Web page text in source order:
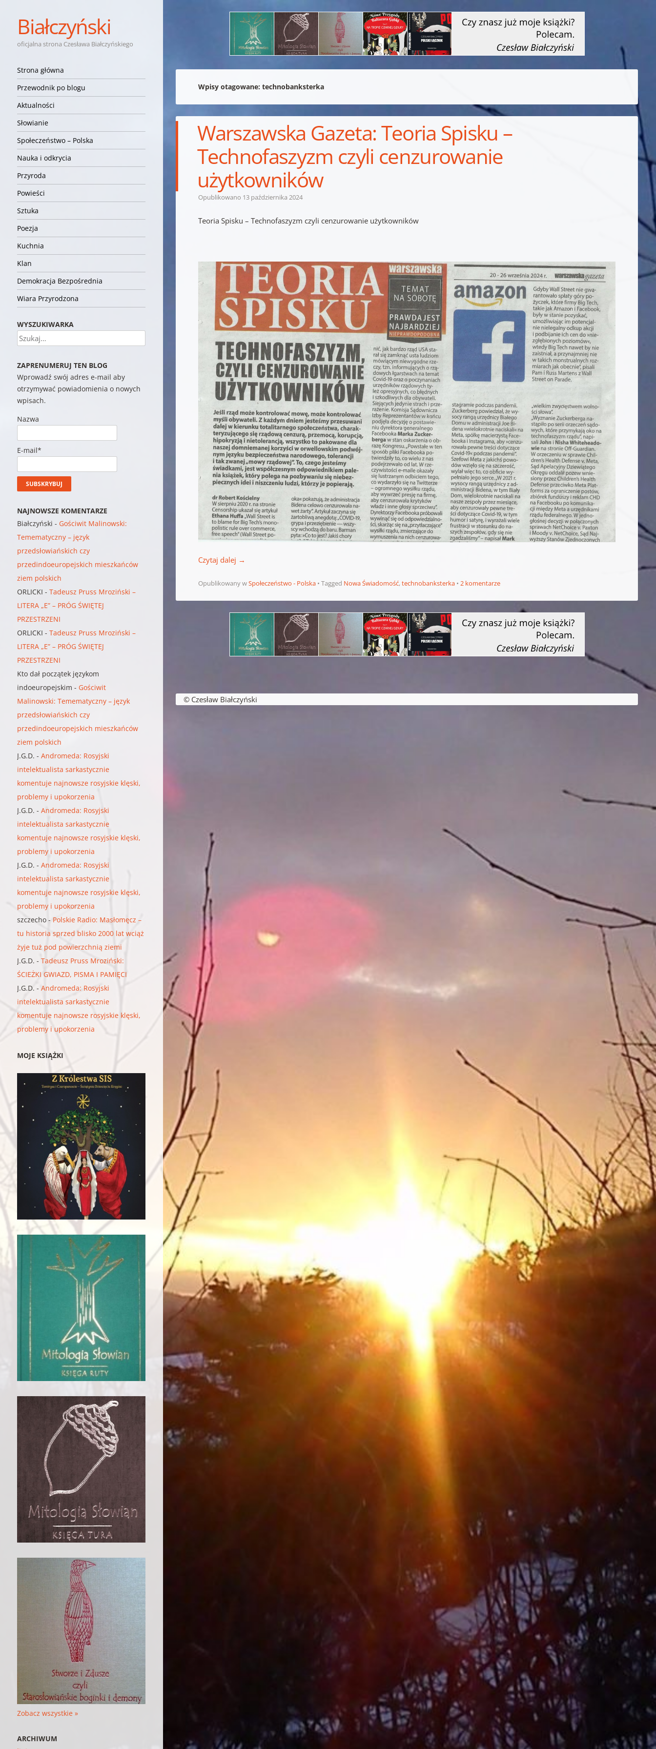
Białczyński
oficjalna strona Czesława Białczyńskiego
Nawigacja
Przejdź do treści
Strona główna
Przewodnik po blogu
Aktualności
Słowianie
Społeczeństwo – Polska
Nauka i odkrycia
Przyroda
Powieści
Sztuka
Poezja
Kuchnia
Klan
Demokracja Bezpośrednia
Wiara Przyrodzona
Wpisy otagowane:technobanksterka
Warszawska Gazeta: Teoria Spisku –
Technofaszyzm czyli cenzurowanie
użytkowników
Opublikowano 13 października 2024
Teoria Spisku – Technofaszyzm czyli cenzurowanie użytkowników
Czytaj dalej →
Opublikowany wSpołeczeństwo - Polska Tagged Nowa Świadomość,technobanksterka 2 komentarze
WYSZUKIWARKA
Szukaj
ZAPRENUMERUJ TEN BLOG
Wprowadź swój adres e-mail aby
otrzymywać powiadomienia o nowych
wpisach.
Nazwa
E-mail*
NAJNOWSZE KOMENTARZE
Białczyński - Gościwit Malinowski:
Temematyczny – język
przedsłowiańskich czy
przedindoeuropejskich mieszkańców
ziem polskich
ORLICKI -Tadeusz Pruss Mroziński –
LITERA „E” – PRÓG ŚWIĘTEJ
PRZESTRZENI
ORLICKI -Tadeusz Pruss Mroziński –
LITERA „E” – PRÓG ŚWIĘTEJ
PRZESTRZENI
Kto dał początek językom
indoeuropejskim - Gościwit
Malinowski: Temematyczny – język
przedsłowiańskich czy
przedindoeuropejskich mieszkańców
ziem polskich
J.G.D. -Andromeda: Rosyjski
intelektualista sarkastycznie
komentuje najnowsze rosyjskie klęski,
problemy i upokorzenia
J.G.D. -Andromeda: Rosyjski
intelektualista sarkastycznie
komentuje najnowsze rosyjskie klęski,
problemy i upokorzenia
J.G.D. -Andromeda: Rosyjski
intelektualista sarkastycznie
komentuje najnowsze rosyjskie klęski,
problemy i upokorzenia
szczecho - Polskie Radio: Masłomęcz –
tu historia sprzed blisko 2000 lat wciąż
żyje tuż pod powierzchnią ziemi
J.G.D. -Tadeusz Pruss Mroziński:
ŚCIEŻKI GWIAZD, PISMA I PAMIĘCI
J.G.D. -Andromeda: Rosyjski
intelektualista sarkastycznie
komentuje najnowsze rosyjskie klęski,
problemy i upokorzenia
MOJE KSIĄŻKI
Zobacz wszystkie »
ARCHIWUM
© Czesław Białczyński